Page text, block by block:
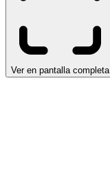
Ver en pantalla completa